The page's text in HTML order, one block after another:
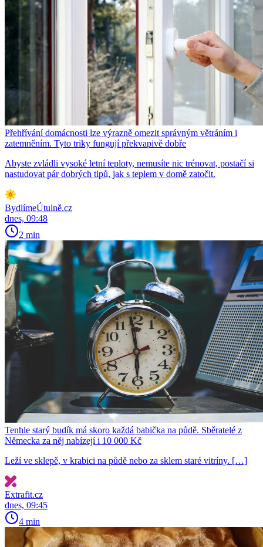
Přehřívání domácnosti lze výrazně omezit správným větráním i
zatemněním. Tyto triky fungují překvapivě dobře
Abyste zvládli vysoké letní teploty, nemusíte nic trénovat, postačí si
nastudovat pár dobrých tipů, jak s teplem v domě zatočit.
BydlímeÚtulně.cz
dnes, 09:48
2 min
Tenhle starý budík má skoro každá babička na půdě. Sběratelé z
Německa za něj nabízejí i 10 000 Kč
Leží ve sklepě, v krabici na půdě nebo za sklem staré vitríny. […]
Extrafit.cz
dnes, 09:45
4 min